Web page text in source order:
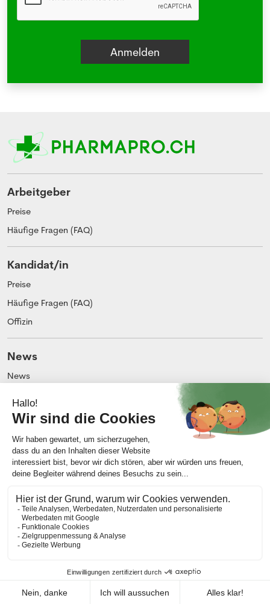
Arbeitgeber
Preise
Häufige Fragen (FAQ)
Kandidat/in
Preise
Häufige Fragen (FAQ)
Offizin
News
News
Über uns
Impressum
AGB
Allgemeine Nutzungsbedingungen
Datenschutz
Meine Cookie-Präferenzen ändern